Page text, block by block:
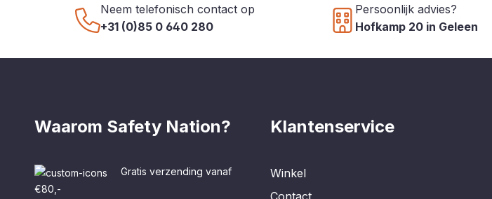
Neem telefonisch contact op
+31 (0)85 0 640 280
Persoonlijk advies?
Hofkamp 20 in Geleen
Klantenservice
Winkel
Waarom Safety Nation?
Gratis verzending vanaf
€80,-